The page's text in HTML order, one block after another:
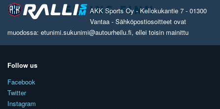
AKK Sports Oy - Kellokukantie 7 - 01300
Vantaa - Sähköpostiosoitteet ovat
muodossa: etunimi.sukunimi@autourheilu.fi, ellei toisin mainittu
Follow us
Facebook
Twitter
Instagram